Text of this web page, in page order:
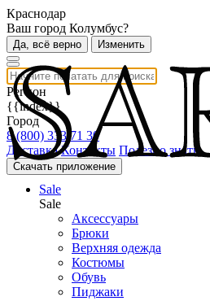
Краснодар
Ваш город Колумбус?
Да, всё верно Изменить
Регион
{{index}}
Город
8 (800) 333 71 30
Доставка Контакты Полезно знать
Скачать приложение
Sale
Sale
Аксессуары
Брюки
Верхняя одежда
Костюмы
Обувь
Пиджаки